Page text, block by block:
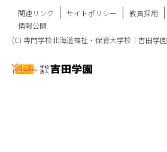
関連リンク サイトポリシー 教員採用
情報公開
(C) 専門学校北海道福祉・保育大学校｜吉田学園